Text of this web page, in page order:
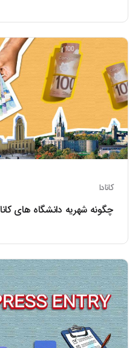
کانادا
چگونه شهریه دانشگاه های